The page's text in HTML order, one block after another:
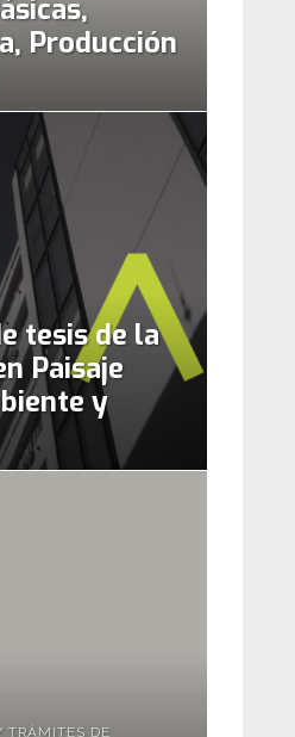
Producción
tesis de la
Paisaje
y
TRÁMITES DE